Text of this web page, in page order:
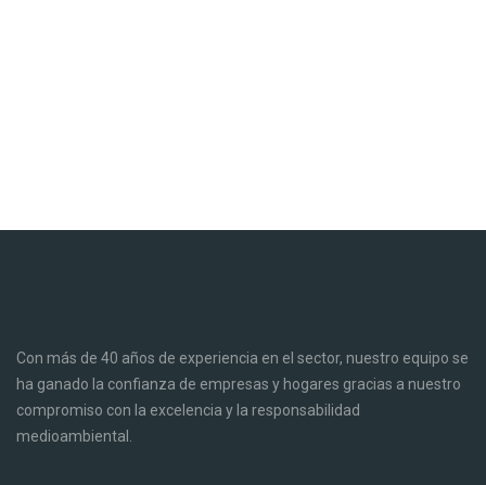
Con más de 40 años de experiencia en el sector, nuestro equipo se
ha ganado la confianza de empresas y hogares gracias a nuestro
compromiso con la excelencia y la responsabilidad
medioambiental.